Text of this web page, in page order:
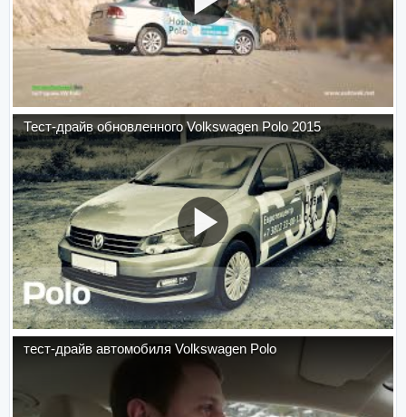
Тест-драйв обновленного Volkswagen Polo 2015
тест-драйв автомобиля Volkswagen Polo